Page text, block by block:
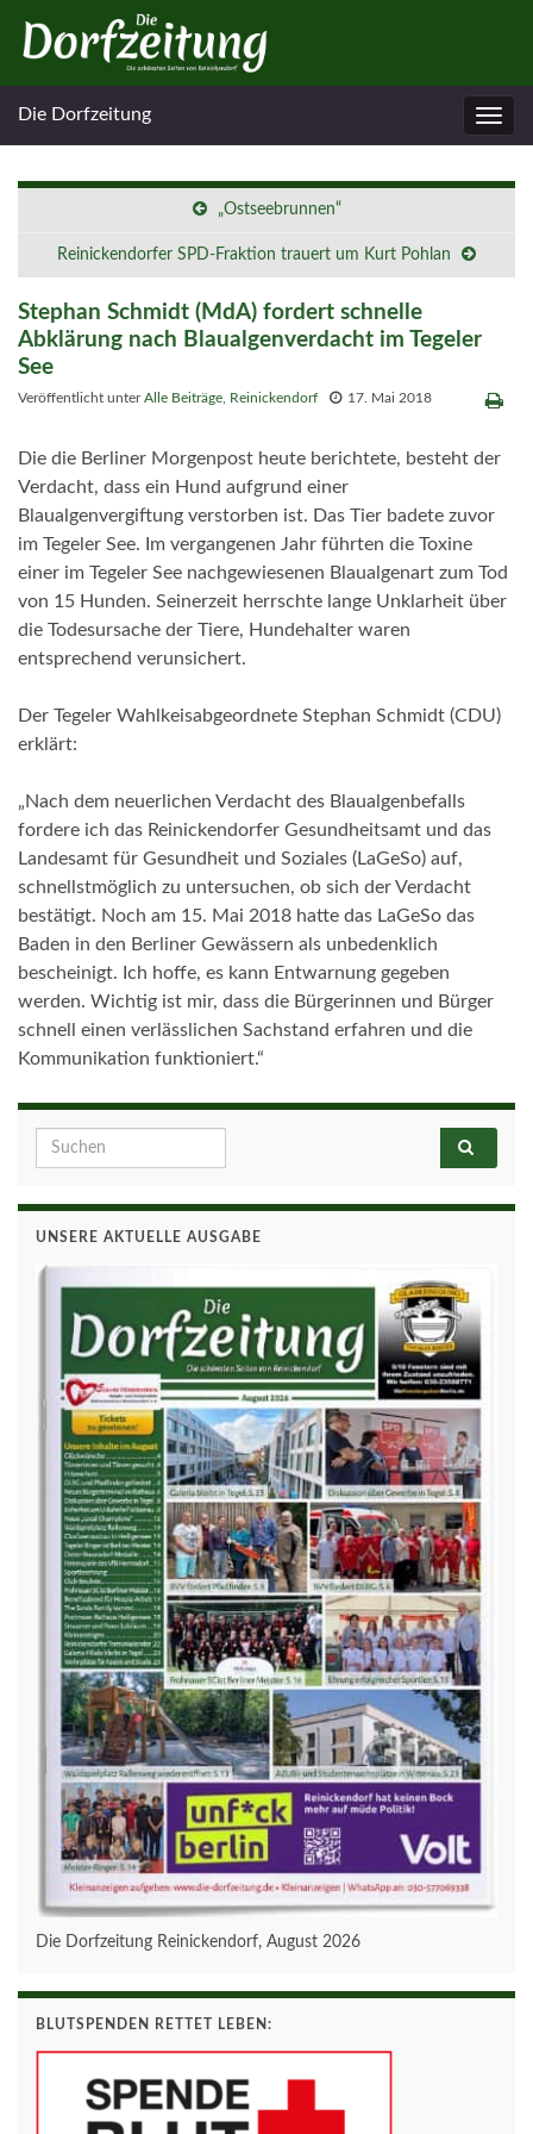
Die Dorfzeitung
„Ostseebrunnen“
Reinickendorfer SPD-Fraktion trauert um Kurt Pohlan
Stephan Schmidt (MdA) fordert schnelle
Abklärung nach Blaualgenverdacht im Tegeler
See
Veröffentlicht unterAlle Beiträge Reinickendorf 17. Mai 2018
Die die Berliner Morgenpost heute berichtete, besteht der
Verdacht, dass ein Hund aufgrund einer
Blaualgenvergiftung verstorben ist. Das Tier badete zuvor
im Tegeler See. Im vergangenen Jahr führten die Toxine
einer im Tegeler See nachgewiesenen Blaualgenart zum Tod
von 15 Hunden. Seinerzeit herrschte lange Unklarheit über
die Todesursache der Tiere, Hundehalter waren
entsprechend verunsichert.
Der Tegeler Wahlkeisabgeordnete Stephan Schmidt (CDU)
erklärt:
„Nach dem neuerlichen Verdacht des Blaualgenbefalls
fordere ich das Reinickendorfer Gesundheitsamt und das
Landesamt für Gesundheit und Soziales (LaGeSo) auf,
schnellstmöglich zu untersuchen, ob sich der Verdacht
bestätigt. Noch am 15. Mai 2018 hatte das LaGeSo das
Baden in den Berliner Gewässern als unbedenklich
bescheinigt. Ich hoffe, es kann Entwarnung gegeben
werden. Wichtig ist mir, dass die Bürgerinnen und Bürger
schnell einen verlässlichen Sachstand erfahren und die
Kommunikation funktioniert.“
Search for:
UNSERE AKTUELLE AUSGABE
Die Dorfzeitung Reinickendorf, August 2026
BLUTSPENDEN RETTET LEBEN: